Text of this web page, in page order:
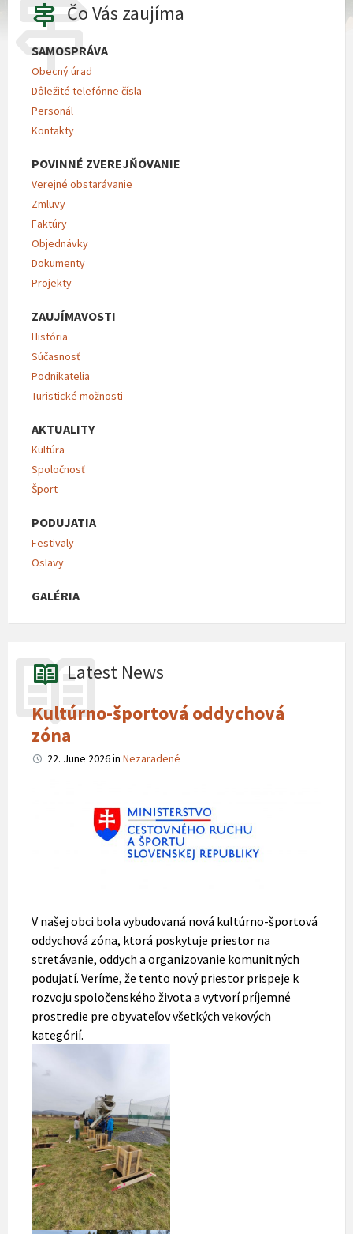
Čo Vás zaujíma
SAMOSPRÁVA
Obecný úrad
Dôležité telefónne čísla
Personál
Kontakty
POVINNÉ ZVEREJŇOVANIE
Verejné obstarávanie
Zmluvy
Faktúry
Objednávky
Dokumenty
Projekty
ZAUJÍMAVOSTI
História
Súčasnosť
Podnikatelia
Turistické možnosti
AKTUALITY
Kultúra
Spoločnosť
Šport
PODUJATIA
Festivaly
Oslavy
GALÉRIA
Latest News
Kultúrno-športová oddychová
zóna
22. June 2026in Nezaradené
V našej obci bola vybudovaná nová kultúrno-športová
oddychová zóna, ktorá poskytuje priestor na
stretávanie, oddych a organizovanie komunitných
podujatí. Veríme, že tento nový priestor prispeje k
rozvoju spoločenského života a vytvorí príjemné
prostredie pre obyvateľov všetkých vekových
kategórií.